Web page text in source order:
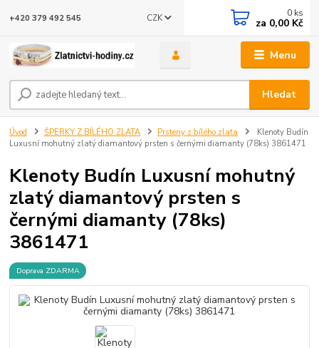
Menu
CZK
Hledat
+420 379 492 545 0 ks
za 0,00 Kč
Úvod ŠPERKY Z BÍLÉHO ZLATA Prsteny z bílého zlata
Klenoty Budín
Luxusní mohutný zlatý diamantový prsten s černými diamanty (78ks) 3861471
Klenoty Budín Luxusní mohutný
zlatý diamantový prsten s
černými diamanty (78ks)
3861471
Doprava ZDARMA